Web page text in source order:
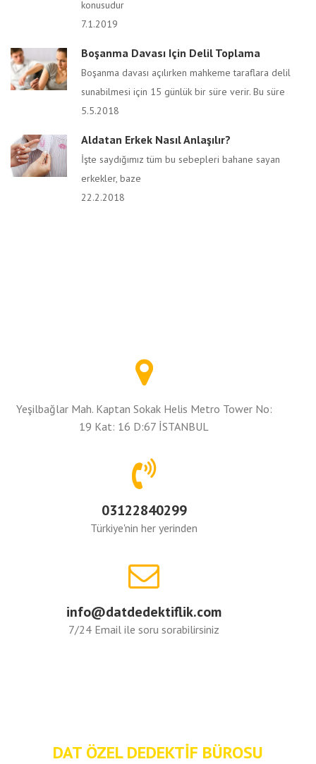
konusudur
7.1.2019
Boşanma Davası Için Delil Toplama
Boşanma davası açılırken mahkeme taraflara delil
sunabilmesi için 15 günlük bir süre verir. Bu süre
5.5.2018
Aldatan Erkek Nasıl Anlaşılır?
İşte saydığımız tüm bu sebepleri bahane sayan
erkekler, baze
22.2.2018
Yeşilbağlar Mah. Kaptan Sokak Helis Metro Tower No:
19 Kat: 16 D:67 İSTANBUL
03122840299
Türkiye'nin her yerinden
info@datdedektiflik.com
7/24 Email ile soru sorabilirsiniz
DAT ÖZEL DEDEKTİF BÜROSU